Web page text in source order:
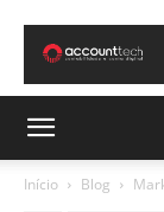
Início Blog